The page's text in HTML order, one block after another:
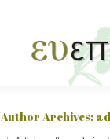
Author Archives: